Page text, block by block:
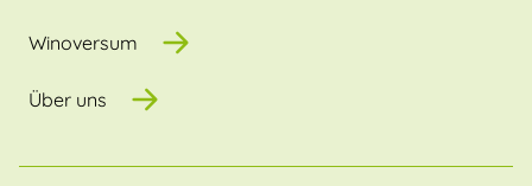
Winoversum
Über uns